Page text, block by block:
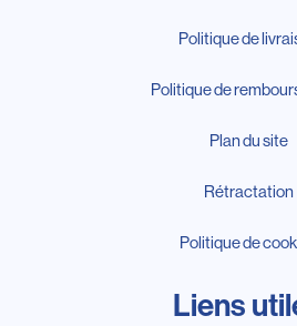
Politique de
Politique de
Plan du site
Rétractation
Politique de
Liens